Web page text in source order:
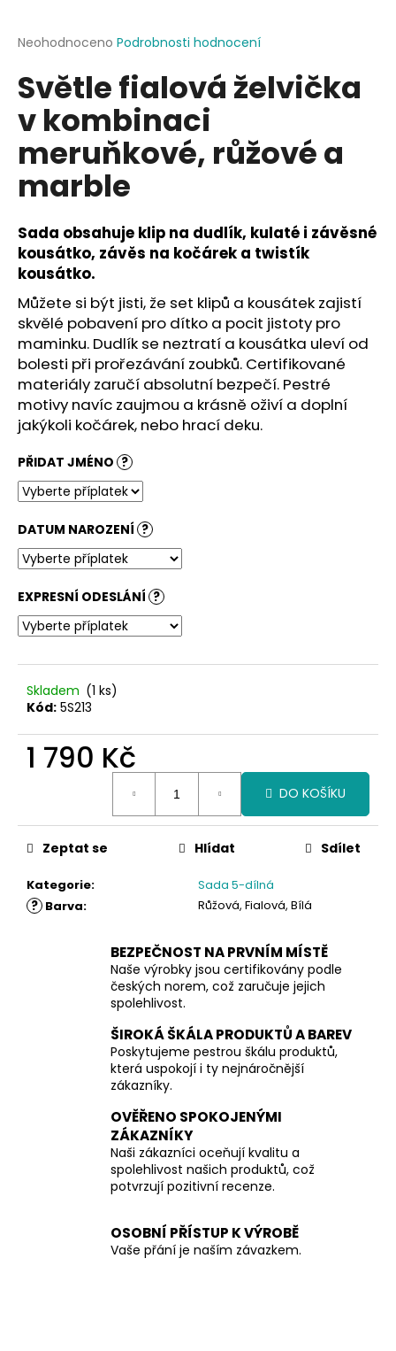
Průměrné
produktu
je
z
5
hvězdiček.
Neohodnoceno Podrobnosti hodnocení
Světle fialová želvička
v kombinaci
meruňkové, růžové a
marble
Sada obsahuje klip na dudlík, kulaté i závěsné
kousátko, závěs na kočárek a twistík
kousátko.
Můžete si být jisti, že set klipů a kousátek zajistí
skvělé pobavení pro dítko a pocit jistoty pro
maminku. Dudlík se neztratí a kousátka uleví od
bolesti při prořezávání zoubků. Certifikované
materiály zaručí absolutní bezpečí. Pestré
motivy navíc zaujmou a krásně oživí a doplní
jakýkoli kočárek, nebo hrací deku.
PŘIDAT JMÉNO ?
DATUM NAROZENÍ ?
EXPRESNÍ ODESLÁNÍ ?
Skladem (1 ks)
Kód: 5S213
1 790 Kč
DO KOŠÍKU
Kategorie: Sada 5-dílná
? Barva: Růžová, Fialová, Bílá
Zeptat se Hlídat Sdílet
BEZPEČNOST NA PRVNÍM MÍSTĚ
Naše výrobky jsou certifikovány podle
českých norem, což zaručuje jejich
spolehlivost.
ŠIROKÁ ŠKÁLA PRODUKTŮ A BAREV
Poskytujeme pestrou škálu produktů,
která uspokojí i ty nejnáročnější
zákazníky.
OVĚŘENO SPOKOJENÝMI
ZÁKAZNÍKY
Naši zákazníci oceňují kvalitu a
spolehlivost našich produktů, což
potvrzují pozitivní recenze.
OSOBNÍ PŘÍSTUP K VÝROBĚ
Vaše přání je naším závazkem.
j
t
?
D
o
p
o
r
u
č
u
j
e
m
e